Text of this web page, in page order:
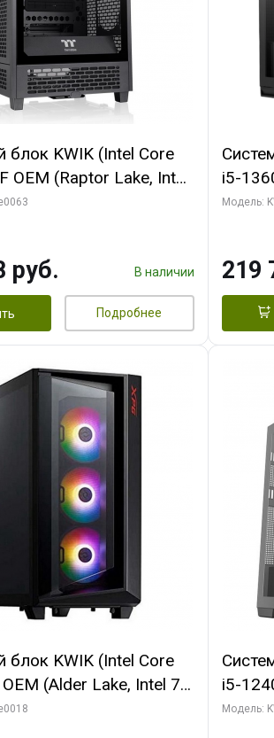
блок KWIK (Intel Core
OEM (Raptor Lake, Intel
6PC/ 64 ГБ ОЗУ/ MSI
руб. В наличии
Подробнее
i5-
7,
256bit
Модель:
219
блок KWIK (Intel Core
(Alder Lake, Intel 7,
T1/ 32 ГБ ОЗУ (2
i5-
C6
Модель: